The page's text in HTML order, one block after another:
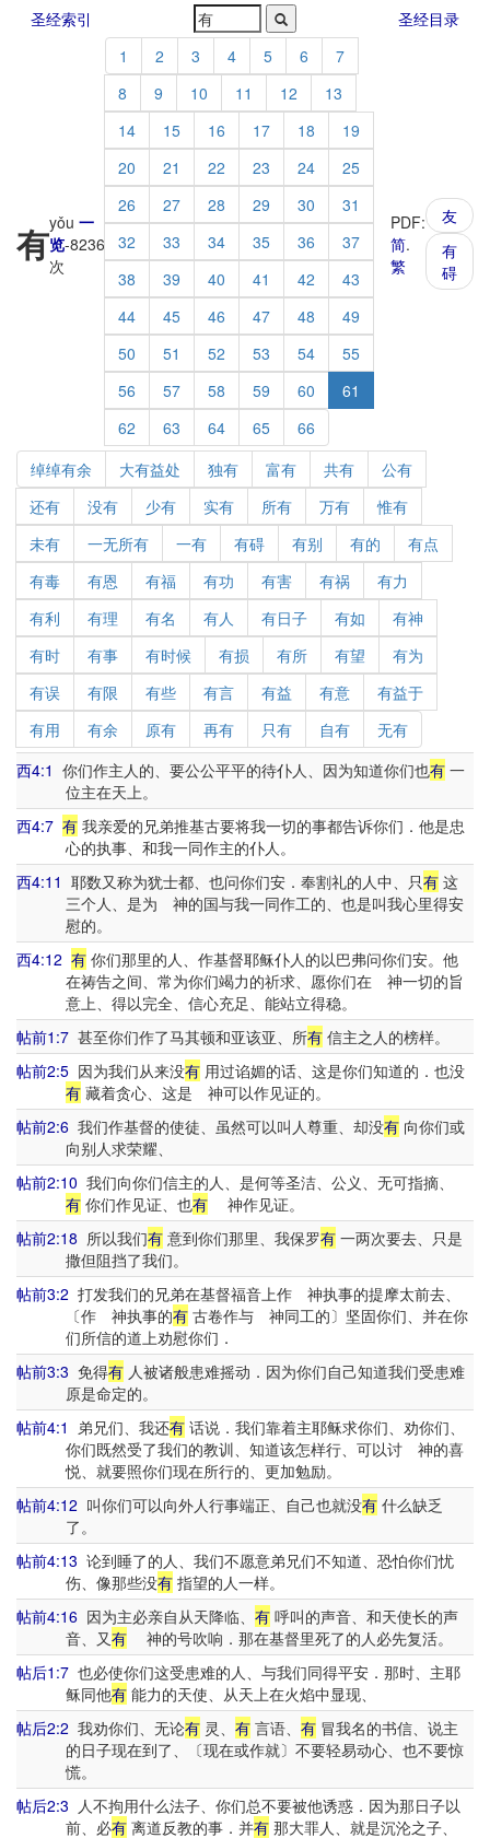
圣经索引 圣经目录
有yǒu 一
览-8236
次
1 2 3 4 5 6
7
8
9 10 11 12
13
14
15 16 17 18
19
20
21 22 23 24
25
26
27 28 29 30
31
32
33 34 35 36
37
38
39 40 41 42
43
44
45 46 47 48
49
50
51 52 53 54
55
56
57 58 59 60
61
62
63 64 65 66
PDF:
简.
繁
友
有
碍
绰绰有余 大有益处 独有 富有 共有
公有
还有
没有 少有 实有 所有 万有
惟有
未有
一无所有 一有 有碍 有别 有的
有点
有毒
有恩 有福 有功 有害 有祸
有力
有利
有理 有名 有人 有日子 有如
有神
有时
有事 有时候 有损 有所 有望
有为
有误
有限 有些 有言 有益 有意
有益于
有用
有余 原有 再有 只有 自有
无有
西4:1 你们作主人的、要公公平平的待仆人、因为知道你们也有 一
位主在天上。
西4:7 有 我亲爱的兄弟推基古要将我一切的事都告诉你们．他是忠
心的执事、和我一同作主的仆人。
西4:11 耶数又称为犹士都、也问你们安．奉割礼的人中、只有 这
三个人、是为 神的国与我一同作工的、也是叫我心里得安
慰的。
西4:12 有 你们那里的人、作基督耶稣仆人的以巴弗问你们安。他
在祷告之间、常为你们竭力的祈求、愿你们在 神一切的旨
意上、得以完全、信心充足、能站立得稳。
帖前1:7 甚至你们作了马其顿和亚该亚、所有 信主之人的榜样。
帖前2:5 因为我们从来没有 用过谄媚的话、这是你们知道的．也没
有藏着贪心、这是 神可以作见证的。
帖前2:6 我们作基督的使徒、虽然可以叫人尊重、却没有 向你们或
向别人求荣耀、
帖前2:10 我们向你们信主的人、是何等圣洁、公义、无可指摘、
有你们作见证、也有神作见证。
帖前2:18 所以我们有 意到你们那里、我保罗有 一两次要去、只是
撒但阻挡了我们。
帖前3:2 打发我们的兄弟在基督福音上作 神执事的提摩太前去、
〔作 神执事的有古卷作与 神同工的〕坚固你们、并在你
们所信的道上劝慰你们．
帖前3:3 免得有 人被诸般患难摇动．因为你们自己知道我们受患难
原是命定的。
帖前4:1 弟兄们、我还有 话说．我们靠着主耶稣求你们、劝你们、
你们既然受了我们的教训、知道该怎样行、可以讨 神的喜
悦、就要照你们现在所行的、更加勉励。
帖前4:12 叫你们可以向外人行事端正、自己也就没有 什么缺乏
了。
帖前4:13 论到睡了的人、我们不愿意弟兄们不知道、恐怕你们忧
伤、像那些没有指望的人一样。
帖前4:16 因为主必亲自从天降临、 有 呼叫的声音、和天使长的声
音、又有神的号吹响．那在基督里死了的人必先复活。
帖后1:7 也必使你们这受患难的人、与我们同得平安．那时、主耶
稣同他有能力的天使、从天上在火焰中显现、
帖后2:2 我劝你们、无论有 灵、 有 言语、 有 冒我名的书信、说主
的日子现在到了、〔现在或作就〕不要轻易动心、也不要惊
慌。
帖后2:3 人不拘用什么法子、你们总不要被他诱惑．因为那日子以
前、必有离道反教的事．并有那大罪人、就是沉沦之子、